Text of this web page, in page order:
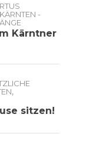
-
Kärntner
,
sitzen!